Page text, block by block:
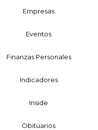
Empresas
Eventos
Finanzas Personales
Indicadores
Inside
Obituarios